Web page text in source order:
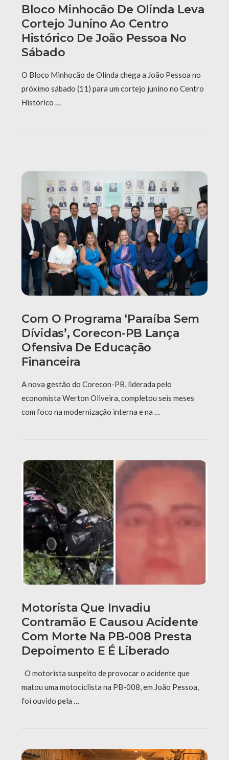
Bloco Minhocão De Olinda Leva
Cortejo Junino Ao Centro
Histórico De João Pessoa No
Sábado
O Bloco Minhocão de Olinda chega a João Pessoa no
próximo sábado (11) para um cortejo junino no Centro
Histórico …
Com O Programa ‘Paraíba Sem
Dívidas’, Corecon-PB Lança
Ofensiva De Educação
Financeira
A nova gestão do Corecon-PB, liderada pelo
economista Werton Oliveira, completou seis meses
com foco na modernização interna e na …
Motorista Que Invadiu
Contramão E Causou Acidente
Com Morte Na PB-008 Presta
Depoimento E É Liberado
O motorista suspeito de provocar o acidente que
matou uma motociclista na PB-008, em João Pessoa,
foi ouvido pela …